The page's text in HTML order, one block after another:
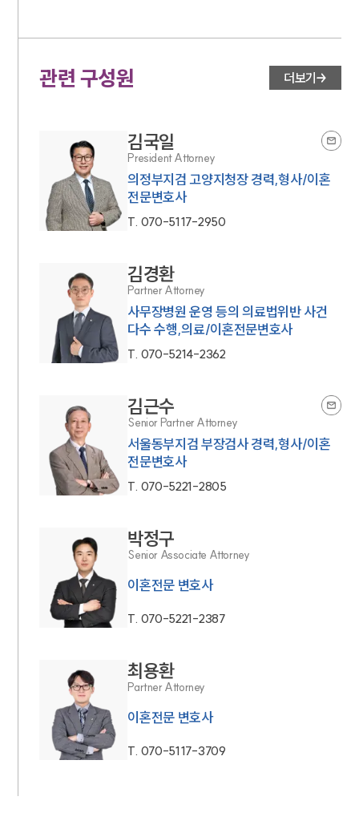
대륜법률상담예약
대륜법률상담예약
관련 구성원 더보기
김국일
President Attorney
의정부지검 고양지청장 경력,형사/이혼
전문변호사
T. 070-5117-2950
김경환
Partner Attorney
사무장병원 운영 등의 의료법위반 사건
다수 수행,의료/이혼전문변호사
T. 070-5214-2362
김근수
Senior Partner Attorney
서울동부지검 부장검사 경력,형사/이혼
전문변호사
T. 070-5221-2805
박정구
Senior Associate Attorney
이혼전문 변호사
T. 070-5221-2387
최용환
Partner Attorney
이혼전문 변호사
T. 070-5117-3709